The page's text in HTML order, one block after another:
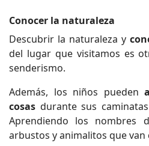
Conocer la naturaleza
Descubrir la naturaleza y
del lugar que visitamos es
senderismo.
Además, los niños pueden
cosas durante sus
Aprendiendo los nombres
arbustos y animalitos que